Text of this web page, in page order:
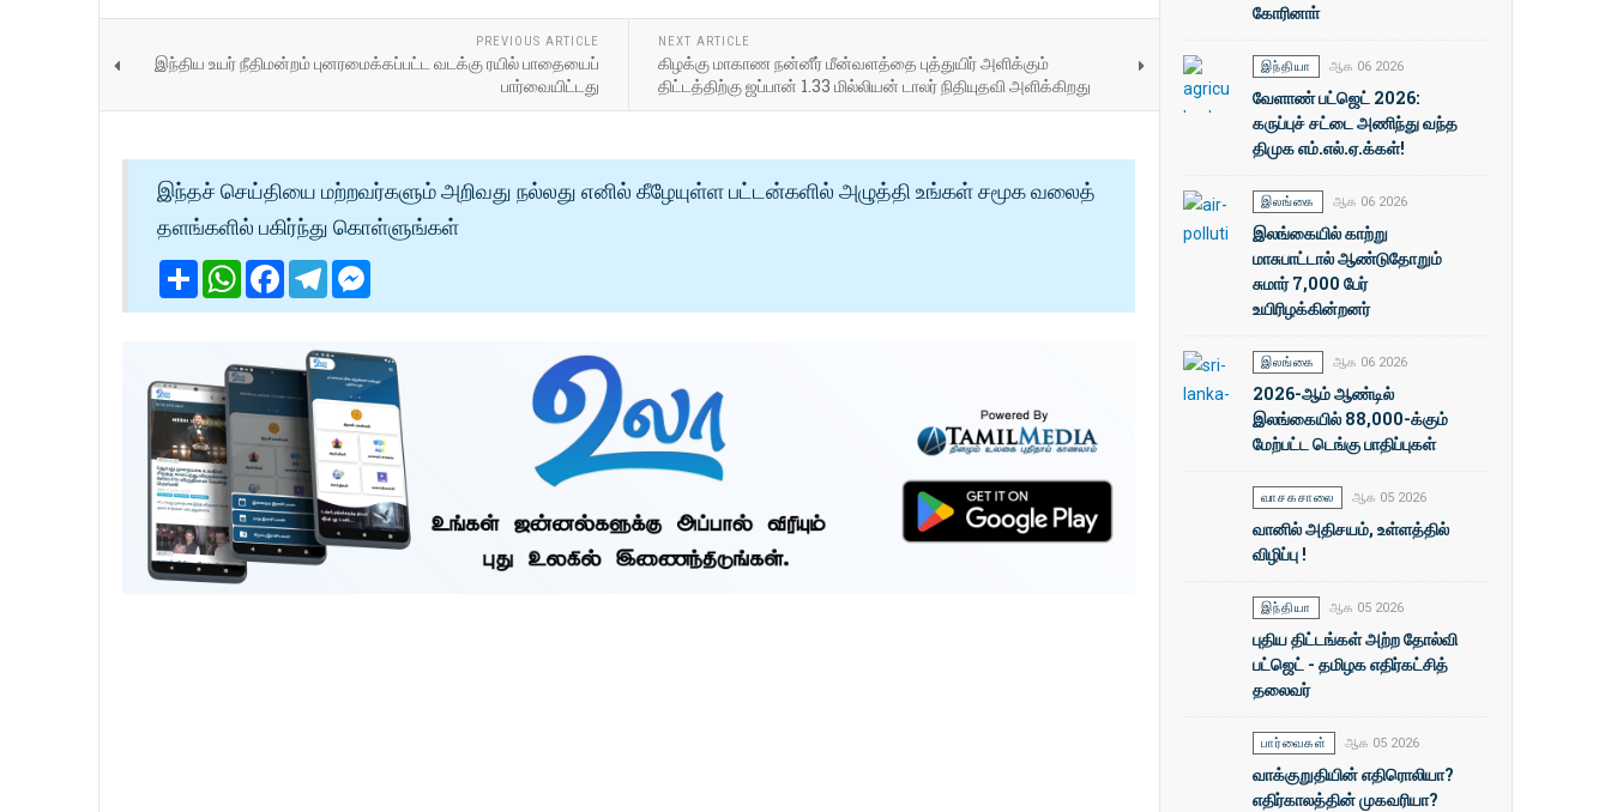
PREVIOUS ARTICLE
இந்திய உயர் நீதிமன்றம் புனரமைக்கப்பட்ட வடக்கு ரயில் பாதையைப்
பார்வையிட்டது
NEXT ARTICLE
கிழக்கு மாகாண நன்னீர் மீன்வளத்தை புத்துயிர் அளிக்கும்
திட்டத்திற்கு ஜப்பான் 1.33 மில்லியன் டாலர் நிதியுதவி அளிக்கிறது
இந்தச் செய்தியை மற்றவர்களும் அறிவது நல்லது எனில் கீழேயுள்ள பட்டன்களில் அழுத்தி உங்கள் சமூக வலைத்
தளங்களில் பகிர்ந்து கொள்ளுங்கள்
ShareWhatsApp
Facebook
Telegram
கோரினாா்
இந்தியா ஆக 06 2026
வேளாண் பட்ஜெட் 2026:
கருப்புச் சட்டை அணிந்து வந்த
திமுக எம்.எல்.ஏ.க்கள்!
இலங்கை ஆக 06 2026
இலங்கையில் காற்று
மாசுபாட்டால் ஆண்டுதோறும்
சுமார் 7,000 பேர்
உயிரிழக்கின்றனர்
இலங்கை ஆக 06 2026
2026-ஆம் ஆண்டில்
இலங்கையில் 88,000-க்கும்
மேற்பட்ட டெங்கு பாதிப்புகள்
வாசகசாலை ஆக 05 2026
வானில் அதிசயம், உள்ளத்தில்
விழிப்பு !
இந்தியா ஆக 05 2026
புதிய திட்டங்கள் அற்ற தோல்வி
பட்ஜெட் - தமிழக எதிர்கட்சித்
தலைவர்
பார்வைகள் ஆக 05 2026
வாக்குறுதியின் எதிரொலியா?
எதிர்காலத்தின் முகவரியா?